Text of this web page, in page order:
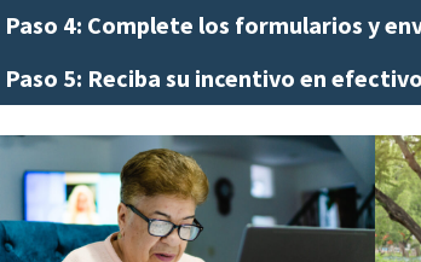
Paso 4: Complete los formularios y
Paso 5: Reciba su incentivo en